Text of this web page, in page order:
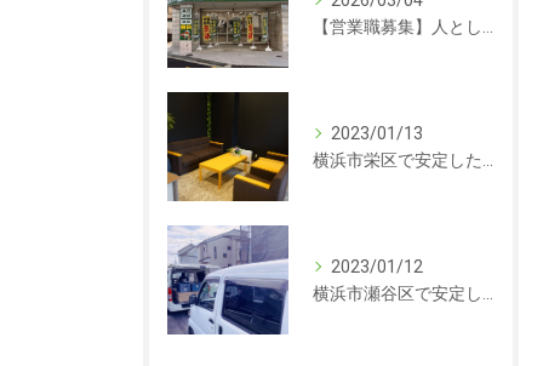
2023/01/13
2023/01/12